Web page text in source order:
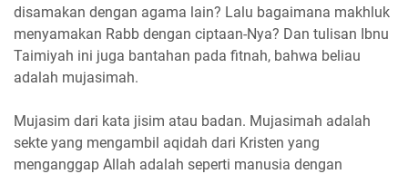
disamakan dengan agama lain? Lalu bagaimana makhluk
menyamakan Rabb dengan ciptaan-Nya? Dan tulisan Ibnu
Taimiyah ini juga bantahan pada fitnah, bahwa beliau
adalah mujasimah.
Mujasim dari kata jisim atau badan. Mujasimah adalah
sekte yang mengambil aqidah dari Kristen yang
menganggap Allah adalah seperti manusia dengan